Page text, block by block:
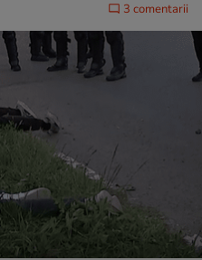
3 comentarii